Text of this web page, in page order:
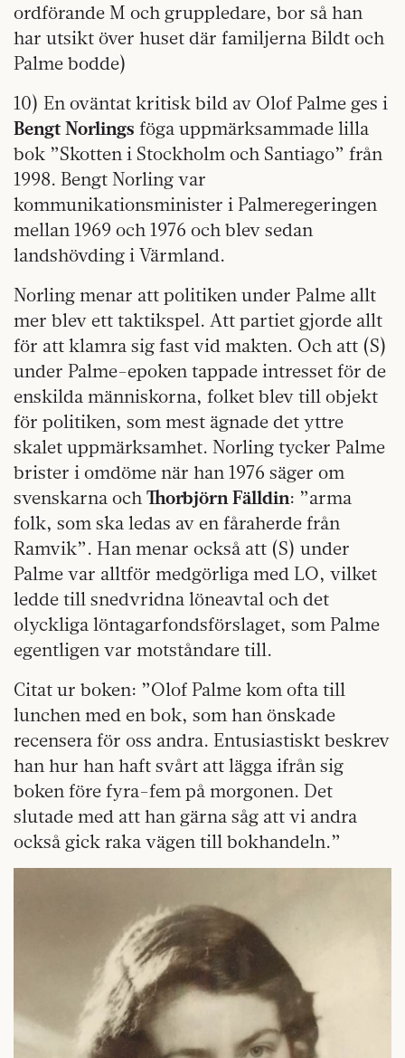
ordförande M och gruppledare, bor så han
har utsikt över huset där familjerna Bildt och
Palme bodde)
10) En oväntat kritisk bild av Olof Palme ges i
Bengt Norlings föga uppmärksammade lilla
bok ”Skotten i Stockholm och Santiago” från
1998. Bengt Norling var
kommunikationsminister i Palmeregeringen
mellan 1969 och 1976 och blev sedan
landshövding i Värmland.
Norling menar att politiken under Palme allt
mer blev ett taktikspel. Att partiet gjorde allt
för att klamra sig fast vid makten. Och att (S)
under Palme-epoken tappade intresset för de
enskilda människorna, folket blev till objekt
för politiken, som mest ägnade det yttre
skalet uppmärksamhet. Norling tycker Palme
brister i omdöme när han 1976 säger om
svenskarna ochThorbjörn Fälldin: ”arma
folk, som ska ledas av en fåraherde från
Ramvik”. Han menar också att (S) under
Palme var alltför medgörliga med LO, vilket
ledde till snedvridna löneavtal och det
olyckliga löntagarfondsförslaget, som Palme
egentligen var motståndare till.
Citat ur boken: ”Olof Palme kom ofta till
lunchen med en bok, som han önskade
recensera för oss andra. Entusiastiskt beskrev
han hur han haft svårt att lägga ifrån sig
boken före fyra-fem på morgonen. Det
slutade med att han gärna såg att vi andra
också gick raka vägen till bokhandeln.”